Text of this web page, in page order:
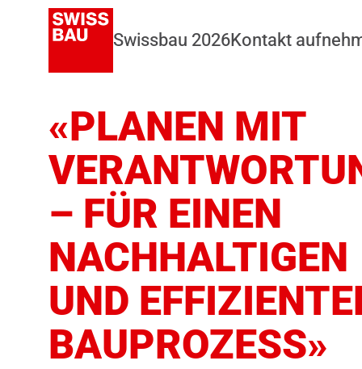
Swissbau 2026Kontakt
«PLANEN MIT
– FÜR EINEN
NACHHALTIGEN
UND
BAUPROZESS»